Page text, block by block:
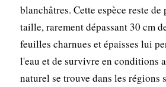
blanchâtres. Cette espèce reste de
taille, rarement dépassant 30 cm
feuilles charnues et épaisses lui
l'eau et de survivre en conditions
naturel se trouve dans les régions